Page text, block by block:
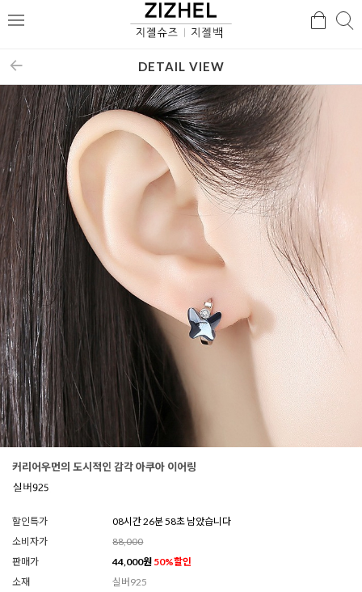
메
검
DETAIL VIEW
커리어우먼의 도시적인 감각 아쿠아 이어링
할인특가
08시간 26분 56초 남았습니다
소비자가
88,000
판매가
44,000원 50%할인
소재
실버925